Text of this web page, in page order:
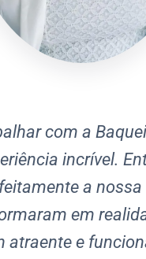
com a
incrível.
a nossa
em
atraente e